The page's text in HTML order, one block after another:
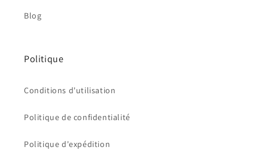
Blog
Politique
Conditions d'utilisation
Politique de confidentialité
Politique d'expédition